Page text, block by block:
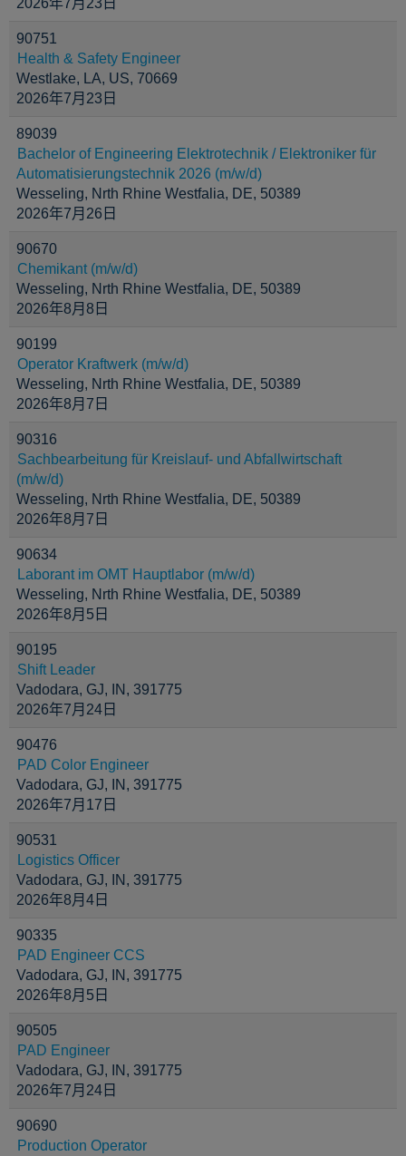
2026年7月23日
90751
Health & Safety Engineer
Westlake, LA, US, 70669
2026年7月23日
89039
Bachelor of Engineering Elektrotechnik / Elektroniker für
Automatisierungstechnik 2026 (m/w/d)
Wesseling, Nrth Rhine Westfalia, DE, 50389
2026年7月26日
90670
Chemikant (m/w/d)
Wesseling, Nrth Rhine Westfalia, DE, 50389
2026年8月8日
90199
Operator Kraftwerk (m/w/d)
Wesseling, Nrth Rhine Westfalia, DE, 50389
2026年8月7日
90316
Sachbearbeitung für Kreislauf- und Abfallwirtschaft
(m/w/d)
Wesseling, Nrth Rhine Westfalia, DE, 50389
2026年8月7日
90634
Laborant im OMT Hauptlabor (m/w/d)
Wesseling, Nrth Rhine Westfalia, DE, 50389
2026年8月5日
90195
Shift Leader
Vadodara, GJ, IN, 391775
2026年7月24日
90476
PAD Color Engineer
Vadodara, GJ, IN, 391775
2026年7月17日
90531
Logistics Officer
Vadodara, GJ, IN, 391775
2026年8月4日
90335
PAD Engineer CCS
Vadodara, GJ, IN, 391775
2026年8月5日
90505
PAD Engineer
Vadodara, GJ, IN, 391775
2026年7月24日
90690
Production Operator